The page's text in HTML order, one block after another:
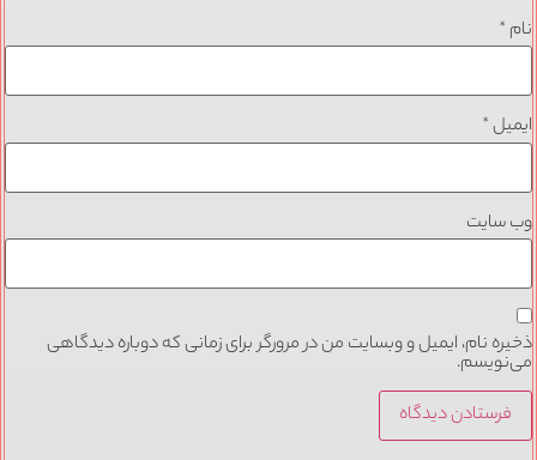
نام *
ایمیل*
وب‌ سایت
ذخیره نام، ایمیل و وبسایت من در مرورگر برای زمانی که دوباره دیدگاهی
می‌نویسم.